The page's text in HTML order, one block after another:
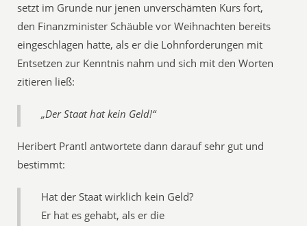
setzt im Grunde nur jenen unverschämten Kurs fort,
den Finanzminister Schäuble vor Weihnachten bereits
eingeschlagen hatte, als er die Lohnforderungen mit
Entsetzen zur Kenntnis nahm und sich mit den Worten
zitieren ließ:
„Der Staat hat kein Geld!“
Heribert Prantl antwortete dann darauf sehr gut und
bestimmt:
Hat der Staat wirklich kein Geld?
Er hat es gehabt, als er die